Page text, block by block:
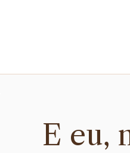
E eu,